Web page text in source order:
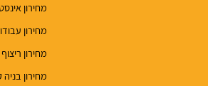
מחירון
מחירון
מחירון ריצוף
מחירון